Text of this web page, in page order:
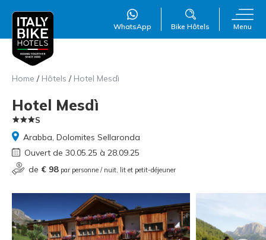
Menu
Bike Hôtels
WhatsApp
Home / Hôtels / Hotel Mesdì
Hotel Mesdì
S
Arabba, Dolomites Sellaronda
Ouvert de 30.05.25 à 28.09.25
de € 98 par personne / nuit, lit et petit-déjeuner
WillAI